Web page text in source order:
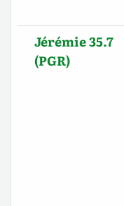
Jérémie 35.7
(PGR)